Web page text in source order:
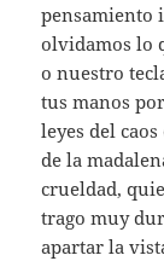
pensamiento
olvidamos lo
o nuestro
tus manos
leyes del
de la
crueldad,
trago muy
apartar la